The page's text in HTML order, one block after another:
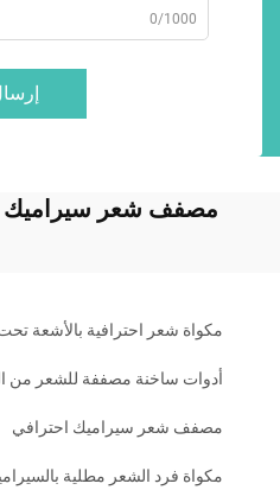
0/1000
مصفف شعر سيراميك
مكواة شعر احترافية بالأشعة
أدوات ساخنة مصففة للشعر من
مصفف شعر سيراميك احترافي
مكواة فرد الشعر مطلية